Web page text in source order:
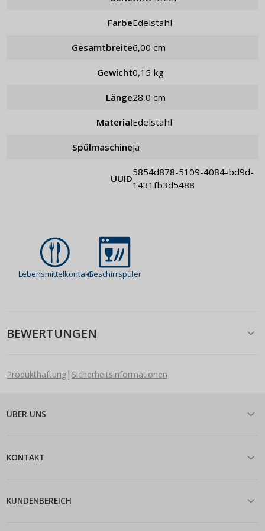
Farbe Edelstahl
Gesamtbreite 6,00 cm
Gewicht 0,15 kg
Länge 28,0 cm
Material Edelstahl
Spülmaschine Ja
UUID
5854d878-5109-4084-bd9d-
1431fb3d5488
LebensmittelkontaktGeschirrspüler
BEWERTUNGEN
Produkthaftung| Sicherheitsinformationen
ÜBER UNS
KONTAKT
KUNDENBEREICH